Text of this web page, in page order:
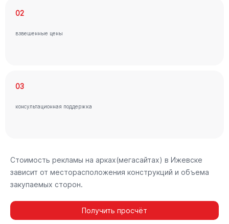
02
взвешенные цены
03
консультационная поддержка
Стоимость рекламы на арках(мегасайтах) в Ижевске
зависит от месторасположения конструкций и объема
закупаемых сторон.
Получить просчёт